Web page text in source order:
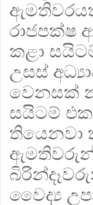
රාජපක්ෂ
කළා
උසස්
වෙනසක්
සයිටම්
තියෙනවා
වෛද්‍ය